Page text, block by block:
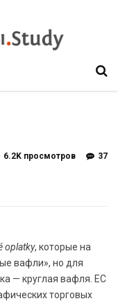
37
6.2K просмотров
oplatky, которые на
вафли», но для
— круглая вафля. ЕС
торговых